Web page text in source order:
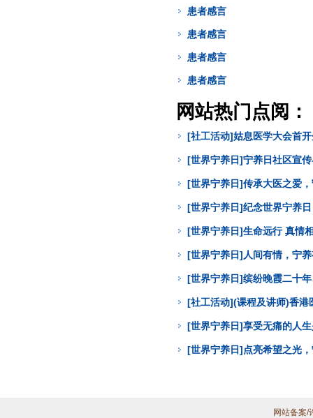
患者感言
患者感言
患者感言
患者感言
网站热门点阅：
[社工活动]姑息医学大会首
[世界宁养日]宁养日社区宣
[世界宁养日]传承大医之爱
[世界宁养日]纪念世界宁养
[世界宁养日]生命远行 真情
[世界宁养日]人间有情，宁
[世界宁养日]缤纷晚霞二十
[社工活动](课程及讲师)香
[世界宁养日]享受无痛的人
[世界宁养日]点亮希望之光
网站备案/